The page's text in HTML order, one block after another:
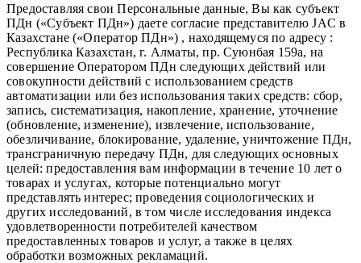
Предоставляя свои Персональные данные, Вы как субъект
ПДн («Субъект ПДн») даете согласие представителю JAC в
Казахстане («Оператор ПДн») , находящемуся по адресу :
Республика Казахстан, г. Алматы, пр. Суюнбая 159а, на
совершение Оператором ПДн следующих действий или
совокупности действий с использованием средств
автоматизации или без использования таких средств: сбор,
запись, систематизация, накопление, хранение, уточнение
(обновление, изменение), извлечение, использование,
обезличивание, блокирование, удаление, уничтожение ПДн,
трансграничную передачу ПДн, для следующих основных
целей: предоставления вам информации в течение 10 лет о
товарах и услугах, которые потенциально могут
представлять интерес; проведения социологических и
других исследований, в том числе исследования индекса
удовлетворенности потребителей качеством
предоставленных товаров и услуг, а также в целях
обработки возможных рекламаций.